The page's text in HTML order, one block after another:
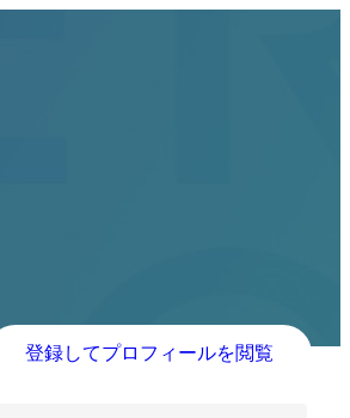
登録してプロフィールを閲覧